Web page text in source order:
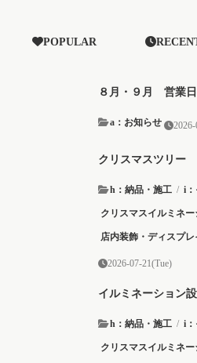
POPULAR
８月・９月 営業
a：お知らせ
クリスマスツリー
h：納品・施工 / i：
クリスマスイルミネー
店内装飾・ディスプレ
2026-07-21(Tue)
イルミネーション
h：納品・施工 / i：
クリスマスイルミネー